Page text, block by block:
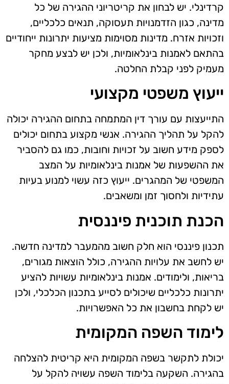
קרדינלי. יש לבחון את קריטריוני ההגירה של כל
מדינה, כגון הזדמנויות תעסוקה, תנאים כלכליים,
וזכויות אזרח. מדינות מסוימות מציעות יתרונות ייחודיים
בהתאם לאמנות בינלאומיות, ולכן יש לבצע מחקר
מעמיק לפני קבלת החלטה.
ייעוץ משפטי מקצועי
התייעצות עם עורך דין המתמחה בתחום ההגירה יכולה
להקל על תהליך ההגירה. אנשי מקצוע בתחום יכולים
לספק מידע חשוב על זכויות וחובות, כמו גם להסביר
את ההשפעות של אמנות בינלאומיות על המצב
המשפטי של המהגרים. ייעוץ כזה עשוי למנוע בעיות
עתידיות ולחסוך זמן ומשאבים.
הכנת תוכנית פיננסית
תכנון פיננסי הוא חלק חשוב מהמעבר למדינה חדשה.
יש לחשב את עלויות ההגירה, כולל הוצאות מגורים,
בריאות, ולימודים. אמנות בינלאומיות עשויות להציע
יתרונות כלכליים שיכולים לסייע בתכנון הכלכלי, ולכן
יש לקחת בחשבון את כל האפשרויות.
לימוד השפה המקומית
יכולת לתקשר בשפה המקומית היא קריטית להצלחה
בהגירה. השקעה בלימוד השפה עשויה להקל על